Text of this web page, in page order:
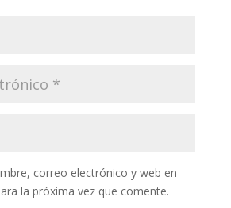
correo electrónico y web en
la próxima vez que comente.